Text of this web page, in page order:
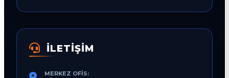
İLETİŞİM
MERKEZ OFIS: